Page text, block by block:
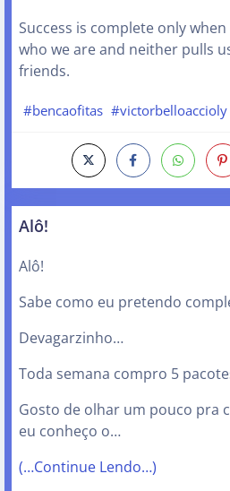
Success is complete only
who we are and neither pulls
friends.
#bencaofitas #victorbelloaccioly
Alô!
Alô!
Sabe como eu pretendo
Devagarzinho…
Toda semana compro 5
Gosto de olhar um pouco pra
eu conheço o…
(…Continue Lendo…)